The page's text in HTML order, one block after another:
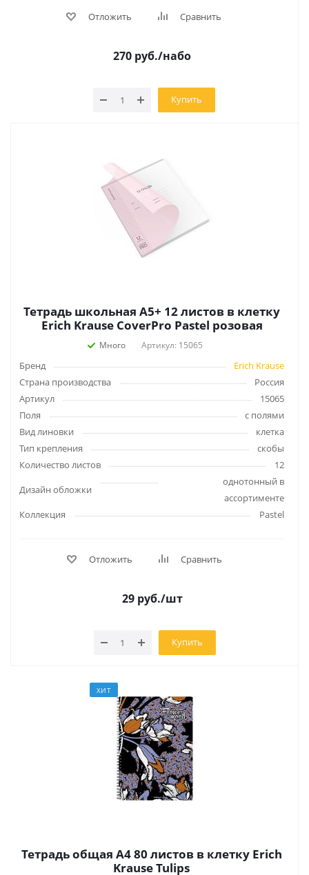
Отложить Сравнить
270руб./набо
Купить
Тетрадь школьная А5+ 12 листов в клетку
Erich Krause CoverPro Pastel розовая
Много Артикул: 15065
Бренд
Erich Krause
Страна производства
Россия
Артикул
15065
Поля
с полями
Вид линовки
клетка
Тип крепления
скобы
Количество листов
12
Дизайн обложки
однотонный в
ассортименте
Коллекция
Pastel
Отложить Сравнить
29руб./шт
Купить
ХИТ
Тетрадь общая А4 80 листов в клетку Erich
Krause Tulips